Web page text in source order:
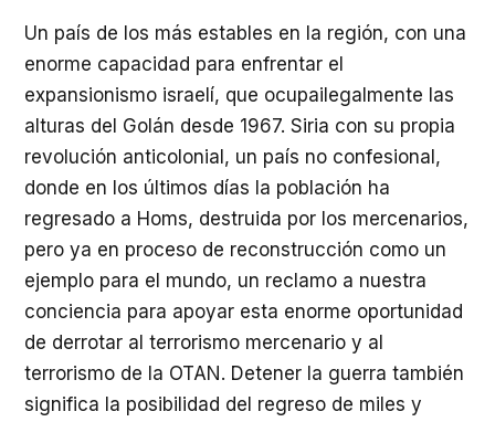
Un país de los más estables en la región, con una
enorme capacidad para enfrentar el
expansionismo israelí, que ocupailegalmente las
alturas del Golán desde 1967. Siria con su propia
revolución anticolonial, un país no confesional,
donde en los últimos días la población ha
regresado a Homs, destruida por los mercenarios,
pero ya en proceso de reconstrucción como un
ejemplo para el mundo, un reclamo a nuestra
conciencia para apoyar esta enorme oportunidad
de derrotar al terrorismo mercenario y al
terrorismo de la OTAN. Detener la guerra también
significa la posibilidad del regreso de miles y